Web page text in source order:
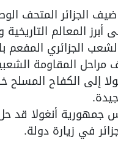
الجزائر المتحف
المعالم التاريخية
الجزائري المفعم
مراحل المقاومة
إلى الكفاح المسلح
جمهورية أنغولا
في زيارة دولة.